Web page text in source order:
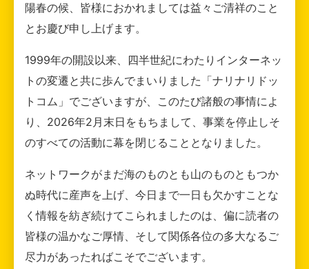
陽春の候、皆様におかれましては益々ご清祥のこと
とお慶び申し上げます。
1999年の開設以来、四半世紀にわたりインターネッ
トの変遷と共に歩んでまいりました「ナリナリドッ
トコム」でございますが、このたび諸般の事情によ
り、2026年2月末日をもちまして、事業を停止しそ
のすべての活動に幕を閉じることとなりました。
ネットワークがまだ海のものとも山のものともつか
ぬ時代に産声を上げ、今日まで一日も欠かすことな
く情報を紡ぎ続けてこられましたのは、偏に読者の
皆様の温かなご厚情、そして関係各位の多大なるご
尽力があったればこそでございます。